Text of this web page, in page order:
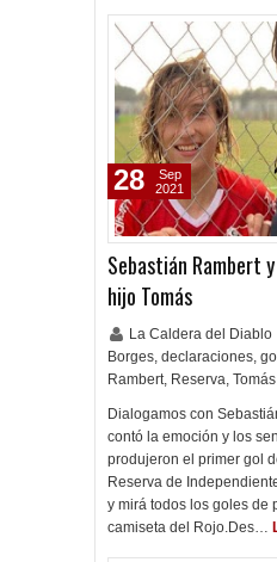
Sebastián Rambert
hijo Tomás
La Caldera del Diablo
Borges, declaraciones, gol
Rambert, Reserva,
Dialogamos con
contó la emoción y los
produjeron el primer gol
Reserva de
y mirá todos los goles de
camiseta del Rojo.Des…
28
Sep
2021